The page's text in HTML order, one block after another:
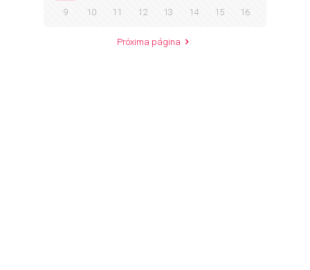
9 10 11 12 13 14 15 16
Próxima página